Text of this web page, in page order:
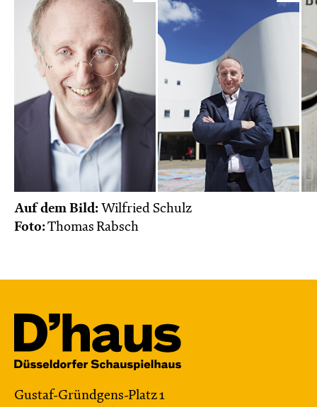
Auf dem Bild: Wilfried Schulz
Foto:Thomas Rabsch
Gustaf-Gründgens-Platz 1